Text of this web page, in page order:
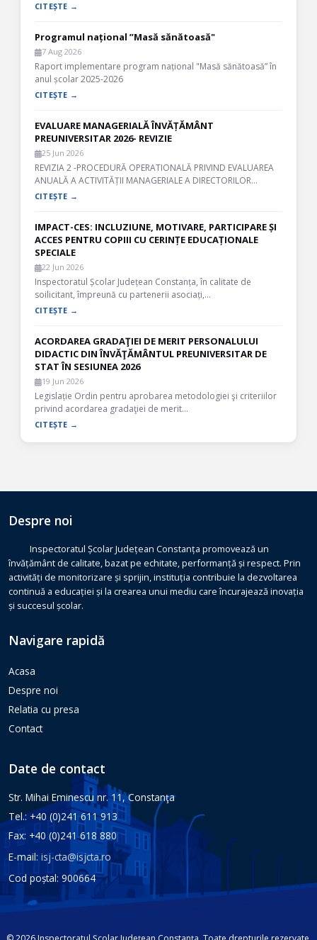
CITEȘTE →
Programul național ”Masă sănătoasă"
7 Aug 2026
Raport implementare program național "Masă sănătoasă” în
anul școlar 2025-2026
CITEȘTE →
EVALUARE MANAGERIALĂ ÎNVĂȚĂMÂNT
PREUNIVERSITAR 2026- REVIZIE
25 Jun 2026
REVIZIA 2 -PROCEDURĂ OPERATIONALĂ PRIVIND EVALUAREA
ANUALĂ A ACTIVITĂȚII MANAGERIALE A DIRECTORILOR…
CITEȘTE →
IMPACT-CES: INCLUZIUNE, MOTIVARE, PARTICIPARE ȘI
ACCES PENTRU COPIII CU CERINȚE EDUCAȚIONALE
SPECIALE
22 Jun 2026
Inspectoratul Școlar Județean Constanța, în calitate de
soilicitant, împreună cu partenerii asociați,…
CITEȘTE →
ACORDAREA GRADAŢIEI DE MERIT PERSONALULUI
DIDACTIC DIN ÎNVĂŢĂMÂNTUL PREUNIVERSITAR DE
STAT ÎN SESIUNEA 2026
19 Jun 2026
Legislație Ordin pentru aprobarea metodologiei şi criteriilor
privind acordarea gradaţiei de merit…
CITEȘTE →
Despre noi
Inspectoratul Școlar Județean Constanța promovează un
învățământ de calitate, bazat pe echitate, performanță și respect. Prin
activități de monitorizare și sprijin, instituția contribuie la dezvoltarea
continuă a educației și la crearea unui mediu care încurajează inovația
și succesul școlar.
Navigare rapidă
Acasa
Despre noi
Relatia cu presa
Contact
Date de contact
Str. Mihai Eminescu nr. 11, Constanţa
Tel.: +40 (0)241 611 913
Fax: +40 (0)241 618 880
E-mail:isj-cta@isjcta.ro
Cod poștal: 900664